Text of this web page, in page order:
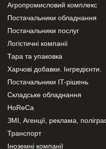
Агропромисловий комплекс
Постачальники обладнання
Постачальники послуг
Логістичні компанії
Тара та упаковка
Харчові добавки. Інгредієнти.
Постачальники IT-рішень
Складське обладнання
HoReCa
ЗМІ, Агенції, реклама,
Транспорт
Іноземні компанії